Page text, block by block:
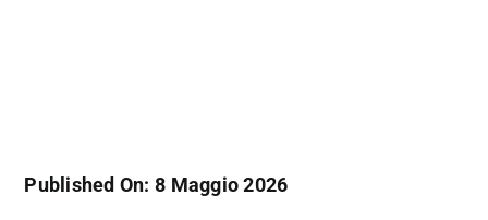
Published On: 8 Maggio 2026